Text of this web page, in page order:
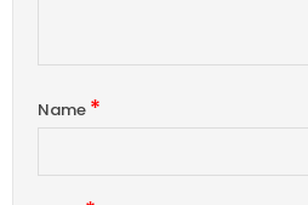
Name *